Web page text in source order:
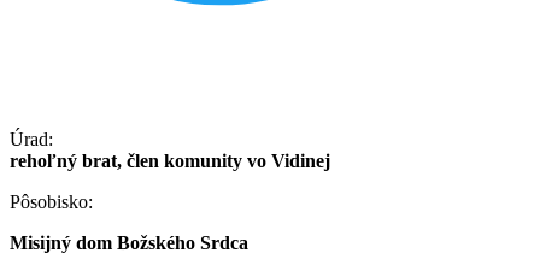
Úrad:
rehoľný brat, člen komunity vo Vidinej
Pôsobisko:
Misijný dom Božského Srdca